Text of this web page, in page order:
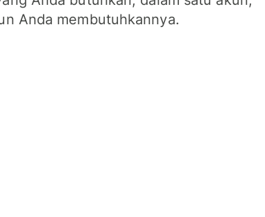
Anda membutuhkannya.